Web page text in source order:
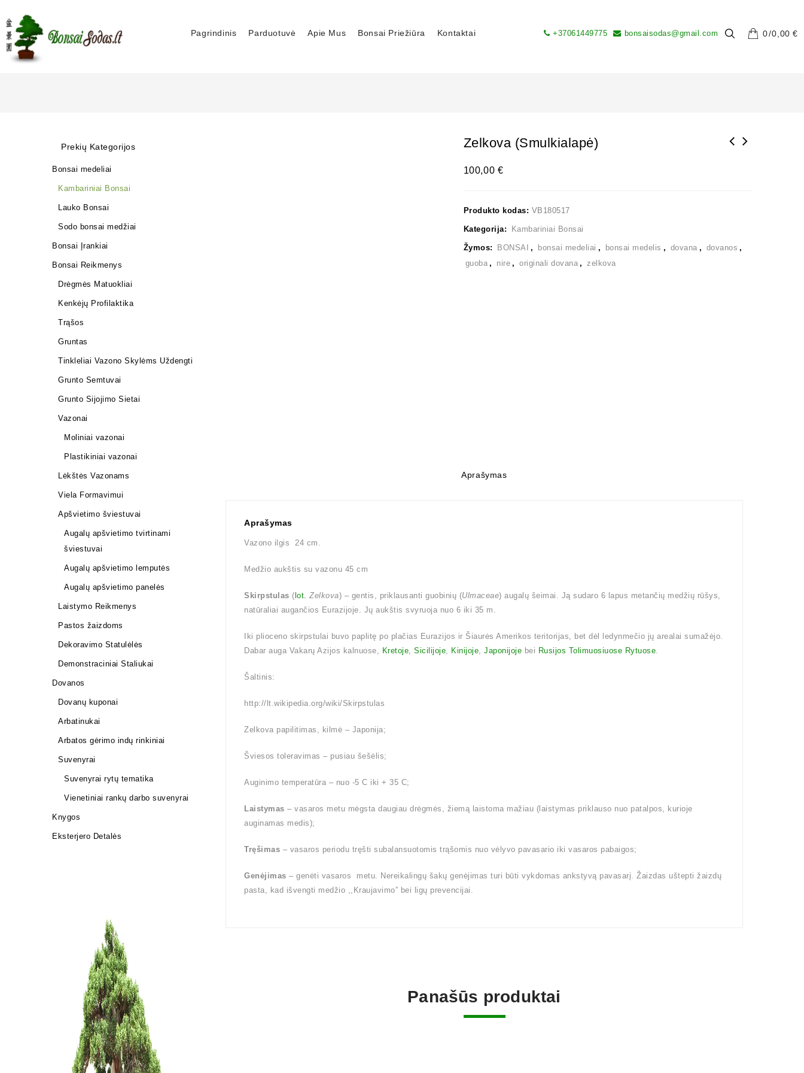
Pagrindinis Parduotuvė Apie Mus Bonsai Priežiūra Kontaktai 0 0,00€
+37061449775 bonsaisodas@gmail.com
Zelkova (smulkialapė)
100,00 €
Produkto kodas: VB180517
Kategorija: Kambariniai Bonsai
Žymos: BONSAI , bonsai medeliai , bonsai medelis , dovana , dovanos ,
guoba , nire , originali dovana , zelkova
Aprašymas
Aprašymas
Vazono ilgis 24 cm.
Medžio aukštis su vazonu 45 cm
Skirpstulas ( lot. Zelkova) – gentis, priklausanti guobinių (Ulmaceae) augalų šeimai. Ją sudaro 6 lapus metančių medžių rūšys,
natūraliai augančios Eurazijoje. Jų aukštis svyruoja nuo 6 iki 35 m.
Iki plioceno skirpstulai buvo paplitę po plačias Eurazijos ir Šiaurės Amerikos teritorijas, bet dėl ledynmečio jų arealai sumažėjo.
Dabar auga Vakarų Azijos kalnuose, Kretoje, Sicilijoje, Kinijoje, Japonijoje bei Rusijos Tolimuosiuose Rytuose.
Šaltinis:
http://lt.wikipedia.org/wiki/Skirpstulas
Zelkova papilitimas, kilmė – Japonija;
Šviesos toleravimas – pusiau šešėlis;
Auginimo temperatūra – nuo -5 C iki + 35 C;
Laistymas – vasaros metu mėgsta daugiau drėgmės, žiemą laistoma mažiau (laistymas priklauso nuo patalpos, kurioje
auginamas medis);
Tręšimas – vasaros periodu tręšti subalansuotomis trąšomis nuo vėlyvo pavasario iki vasaros pabaigos;
Genėjimas – genėti vasaros metu. Nereikalingų šakų genėjimas turi būti vykdomas ankstyvą pavasarį. Žaizdas uštepti žaizdų
pasta, kad išvengti medžio ,,Kraujavimo” bei ligų prevencijai.
Panašūs produktai
Prekių Kategorijos
Bonsai medeliai
Kambariniai Bonsai
Lauko Bonsai
Sodo bonsai medžiai
Bonsai Įrankiai
Bonsai Reikmenys
Drėgmės Matuokliai
Kenkėjų Profilaktika
Trąšos
Gruntas
Tinkleliai Vazono Skylėms Uždengti
Grunto Semtuvai
Grunto Sijojimo Sietai
Vazonai
Moliniai vazonai
Plastikiniai vazonai
Lėkštės Vazonams
Viela Formavimui
Apšvietimo šviestuvai
Augalų apšvietimo tvirtinami
šviestuvai
Augalų apšvietimo lemputės
Augalų apšvietimo panelės
Laistymo Reikmenys
Pastos žaizdoms
Dekoravimo Statulėlės
Demonstraciniai Staliukai
Dovanos
Dovanų kuponai
Arbatinukai
Arbatos gėrimo indų rinkiniai
Suvenyrai
Suvenyrai rytų tematika
Vienetiniai rankų darbo suvenyrai
Knygos
Eksterjero Detalės